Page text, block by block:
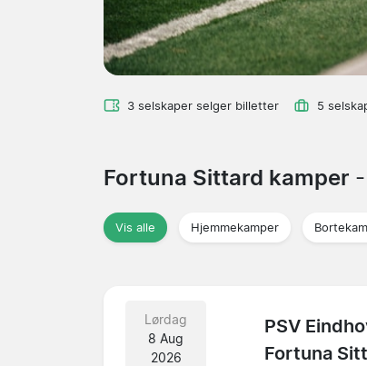
3 selskaper selger billetter 5
Fortuna Sittard kamper
Vis alle Hjemmekamper
Lørdag
8 Aug
2026
PSV
Fortuna